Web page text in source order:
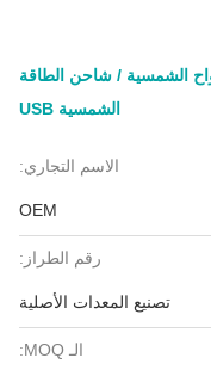
الشمسية / شاحن الطاقة
الشمسية USB
الاسم التجاري:
OEM
رقم الطراز:
تصنيع المعدات الأصلية
الـ MOQ: